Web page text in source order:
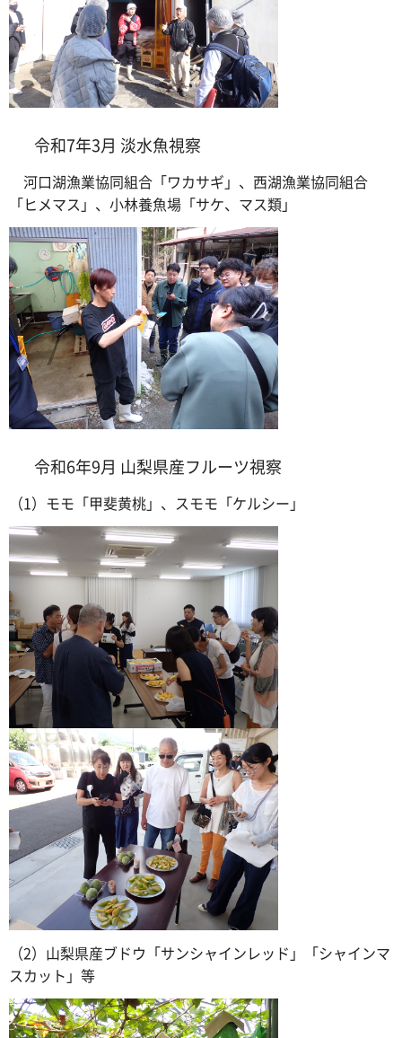
令和7年3月 淡水魚視察
河口湖漁業協同組合「ワカサギ」、西湖漁業協同組合
「ヒメマス」、小林養魚場「サケ、マス類」
令和6年9月 山梨県産フルーツ視察
（1）モモ「甲斐黄桃」、スモモ「ケルシー」
（2）山梨県産ブドウ「サンシャインレッド」「シャインマ
スカット」等